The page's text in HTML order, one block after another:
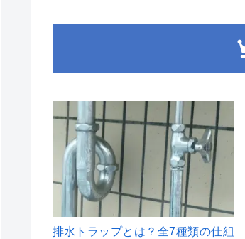
1
排水トラップとは？全7種類の仕組